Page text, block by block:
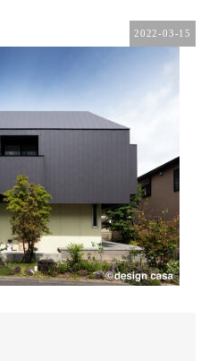
2022-03-15